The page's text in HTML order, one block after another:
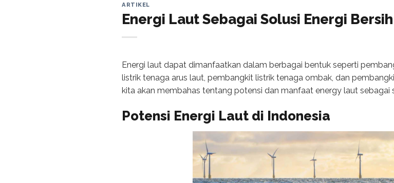
ARTIKEL
Energi Laut Sebagai Solusi Energi Bersih
Energi laut dapat dimanfaatkan dalam berbagai bentuk seperti
listrik tenaga arus laut, pembangkit listrik tenaga ombak, dan
kita akan membahas tentang potensi dan manfaat energy laut sebagai
Potensi Energi Laut di Indonesia